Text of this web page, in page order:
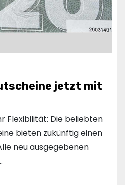
jetzt mit
Flexibilität: Die beliebten
bieten zukünftig einen
neu ausgegebenen